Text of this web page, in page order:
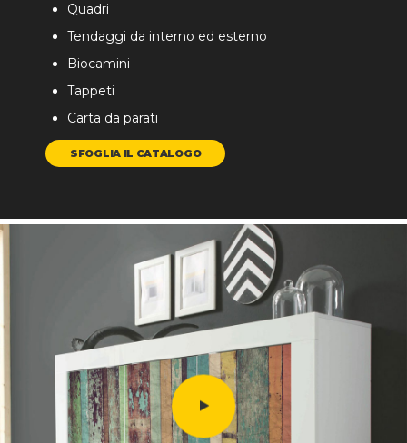
Quadri
Tendaggi da interno ed esterno
Biocamini
Tappeti
Carta da parati
SFOGLIA IL CATALOGO